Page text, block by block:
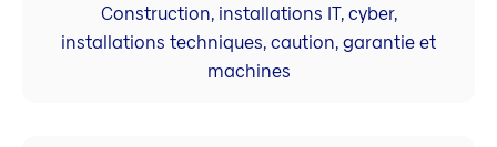
Construction, installations IT, cyber,
installations techniques, caution, garantie et
machines